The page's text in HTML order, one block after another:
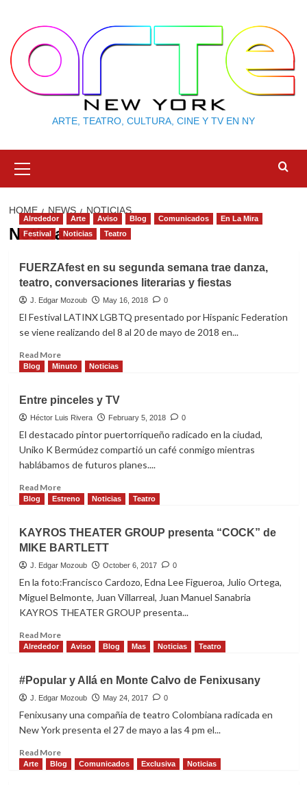
content
ARTE, TEATRO, CULTURA, CINE Y TV EN NY
Menu
HOME NEWS NOTICIAS
Noticias
Alrededor Arte Aviso Blog Comunicados
En La Mira
Festival
Noticias Teatro
FUERZAfest en su segunda semana trae danza,
teatro, conversaciones literarias y fiestas
J. Edgar Mozoub May 16, 2018 0
El Festival LATINX LGBTQ presentado por Hispanic Federation
se viene realizando del 8 al 20 de mayo de 2018 en...
Read MoreRead
more
en
su
segunda
semana
danza,
conversaciones
fiestas
Blog Minuto Noticias
Entre pinceles y TV
Héctor Luis Rivera February 5, 2018 0
El destacado pintor puertorriqueño radicado en la ciudad,
Uniko K Bermúdez compartió un café conmigo mientras
hablábamos de futuros planes....
Read MoreRead
more
pinceles
y
TV
Blog Estreno Noticias Teatro
KAYROS THEATER GROUP presenta “COCK” de
MIKE BARTLETT
J. Edgar Mozoub October 6, 2017 0
En la foto:Francisco Cardozo, Edna Lee Figueroa, Julio Ortega,
Miguel Belmonte, Juan Villarreal, Juan Manuel Sanabria
KAYROS THEATER GROUP presenta...
Read MoreRead
more
THEATER
GROUP
presenta
de
MIKE
BARTLETT
Alrededor Aviso Blog Mas Noticias Teatro
#Popular y Allá en Monte Calvo de Fenixusany
J. Edgar Mozoub May 24, 2017 0
Fenixusany una compañia de teatro Colombiana radicada en
New York presenta el 27 de mayo a las 4 pm el...
Read MoreRead
more
Arte Blog Comunicados Exclusiva Noticias